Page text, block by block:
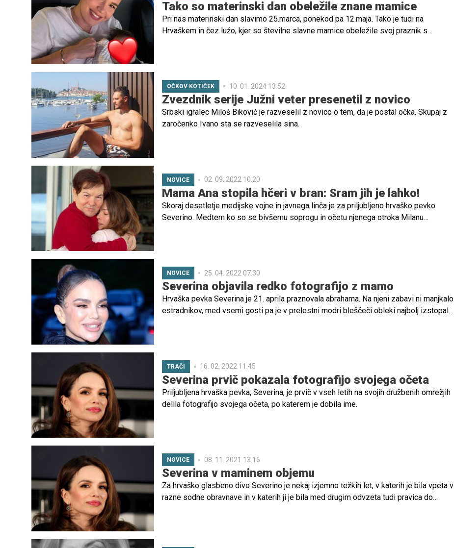
Tako so materinski dan obeležile znane mamice
Pri nas materinski dan slavimo 25.marca, ponekod pa 12.maja. Tako je tudi na
Hrvaškem in čez lužo, kjer so številne slavne mamice obeležile svoj praznik s
OČKOV KOTIČEK 10. 01. 2024 13.52
Zvezdnik serije Južni veter presenetil z novico
Srbski igralec Miloš Biković je razveselil z novico o tem, da je postal očka. Skupaj z
zaročenko Ivano sta se razveselila sina.
NOVICE 02. 09. 2022 10.20
Mama Ana stopila hčeri v bran: Sram jih je lahko!
Skoraj desetletje medijske vojne in javnega linča je za priljubljeno hrvaško pevko
Severino. Medtem ko so se bivšemu soprogu in očetu njenega otroka Milanu
slavne hčere.
NOVICE 25. 04. 2022 07.30
Severina objavila redko fotografijo z mamo
Hrvaška pevka Severina je 21. aprila praznovala abrahama. Na njeni zabavi ni manjkalo
estradnikov, med vsemi gosti pa je v prelestni modri bleščeči obleki najbolj izstopala
TRAČI 16. 02. 2022 11.45
Severina prvič pokazala fotografijo svojega očeta
Priljubljena hrvaška pevka, Severina, je prvič v vseh letih na svojih družbenih omrežjih
delila fotografijo svojega očeta, po katerem je dobila ime.
NOVICE 08. 11. 2021 13.16
Severina v maminem objemu
Za hrvaško glasbeno divo Severino je nekaj izjemno težkih let, v katerih je bila vpeta v
razne sodne obravnave in v katerih ji je bila med drugim odvzeta tudi pravica do